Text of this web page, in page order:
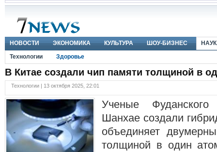
НОВОСТИ ЭКОНОМИКА КУЛЬТУРА ШОУ-БИЗНЕС
Технологии
Здоровье
В Китае создали чип памяти толщиной в
Технологии | 13 октября 2025, 22:01
Ученые
Шанхае создали
объединяет
толщиной в один